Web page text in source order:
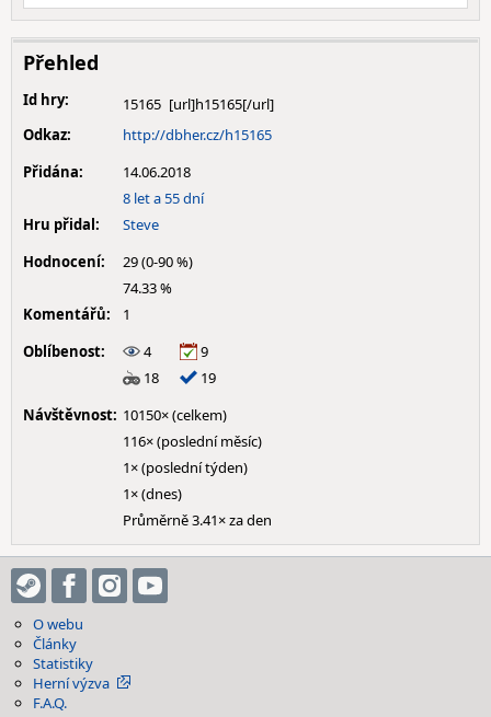
Přehled
Id hry:
15165
Odkaz:
http://dbher.cz/h15165
Přidána:
14.06.2018
8 let a 55 dní
Hru přidal:
Steve
Hodnocení:
29 (0-90 %)
74.33 %
Komentářů:
1
Oblíbenost:
4
9
18
19
Návštěvnost: 10150× (celkem)
116× (poslední měsíc)
1× (poslední týden)
1× (dnes)
Průměrně 3.41× za den
O webu
Články
Statistiky
Herní výzva
F.A.Q.